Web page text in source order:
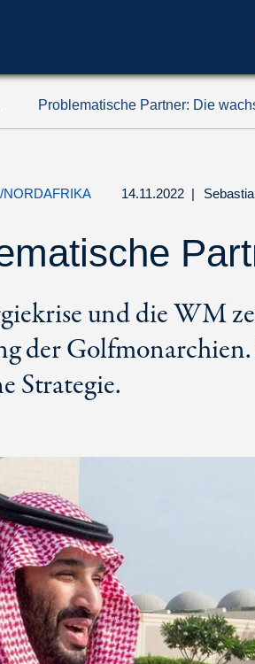
'1')
'2')
Problematische Partner: Die
14.11.2022 |
und die WM
der
Strategie.